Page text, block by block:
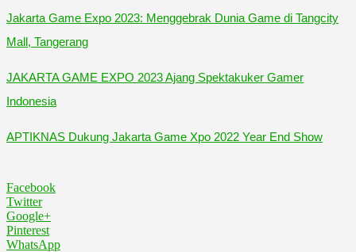
Jakarta Game Expo 2023: Menggebrak Dunia Game di Tangcity
Mall, Tangerang
JAKARTA GAME EXPO 2023 Ajang Spektakuker Gamer
Indonesia
APTIKNAS Dukung Jakarta Game Xpo 2022 Year End Show
Facebook
Twitter
Google+
Pinterest
WhatsApp